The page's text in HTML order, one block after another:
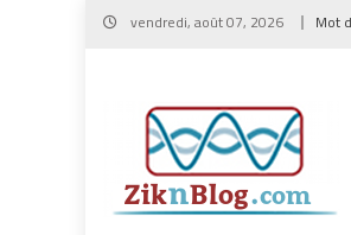
Skip
vendredi, août 07, 2026 Mot